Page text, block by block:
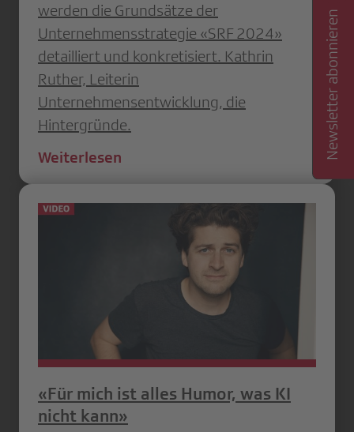
werden die Grundsätze der
Unternehmensstrategie «SRF 2024»
detailliert und konkretisiert. Kathrin
Ruther, Leiterin
Unternehmensentwicklung, die
Hintergründe.
Weiterlesen
«Für mich ist alles Humor, was KI
nicht kann»
Newsletter abonnieren